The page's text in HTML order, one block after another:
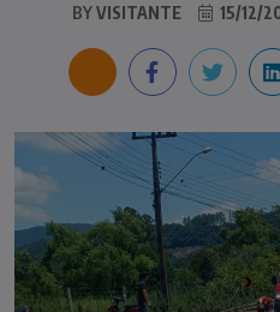
BYVISITANTE 15/12/